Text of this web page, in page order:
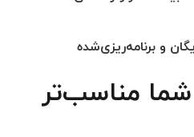
و برنامه‌ریزی‌شده
شما مناسب‌تر